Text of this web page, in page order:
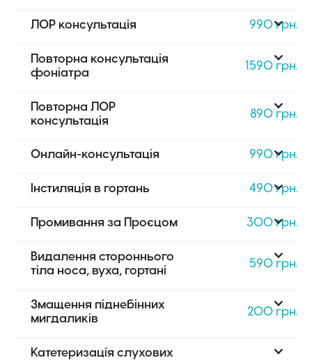
ЛОР консультація 990 грн.
Повторна консультація
фоніатра
1590 грн.
Повторна ЛОР
консультація
890 грн.
Онлайн-консультація 990 грн.
Інстиляція в гортань 490 грн.
Промивання за Проєцом 300 грн.
Видалення стороннього
тіла носа, вуха, гортані
590 грн.
Змащення піднебінних
мигдаликів
200 грн.
Катетеризація слухових